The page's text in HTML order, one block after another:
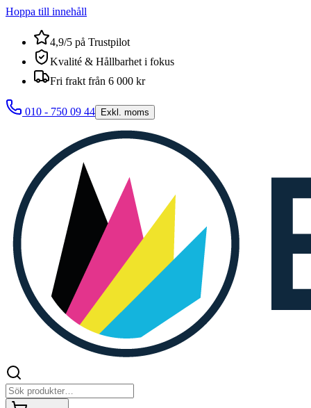
Hoppa till innehåll
4,9/5 på Trustpilot
Kvalité & Hållbarhet i fokus
Fri frakt från 6 000 kr
010 - 750 09 44 Exkl. moms